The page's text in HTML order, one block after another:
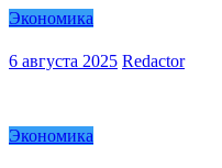
Экономика
6 августа 2025 Redactor
Экономика